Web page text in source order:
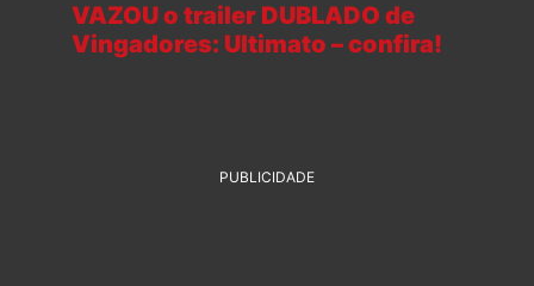
VAZOU o trailer DUBLADO de
Vingadores: Ultimato – confira!
PUBLICIDADE